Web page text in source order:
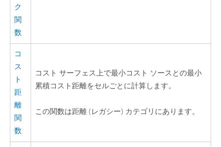
ク
関
数
コ
ス
ト
距
離
関
数
コスト サーフェス上で最小コスト ソースとの最小
累積コスト距離をセルごとに計算します。
この関数は距離 (レガシー) カテゴリにあります。